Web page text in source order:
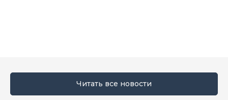
Читать все новости